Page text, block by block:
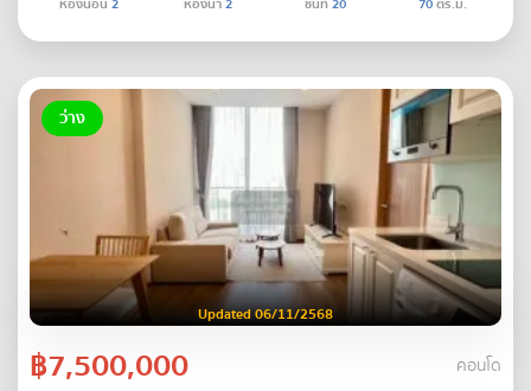
ห้องนอน 2 ห้องน้ำ2 ชั้นที่20 70ตร.ม.
ว่าง
Updated 06/11/2568
฿7,500,000 คอนโด